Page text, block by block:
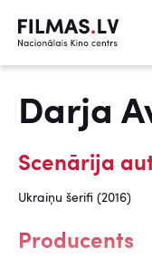
Darja
Scenārija
Ukraiņu šerifi (2016)
Producents